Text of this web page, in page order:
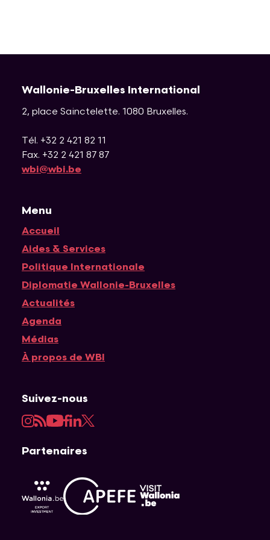
Wallonie-Bruxelles International
2, place Sainctelette. 1080 Bruxelles.
Tél. +32 2 421 82 11
Fax. +32 2 421 87 87
wbi@wbi.be
Menu
Accueil
Navigation principale
Aides & Services
Politique Internationale
Diplomatie Wallonie-Bruxelles
Actualités
Agenda
Médias
À propos de WBI
Suivez-nous
Instagram
RSSYouTube
Facebook
LinkedIn
Twitter
Partenaires
AWEX
Visit Wallonia